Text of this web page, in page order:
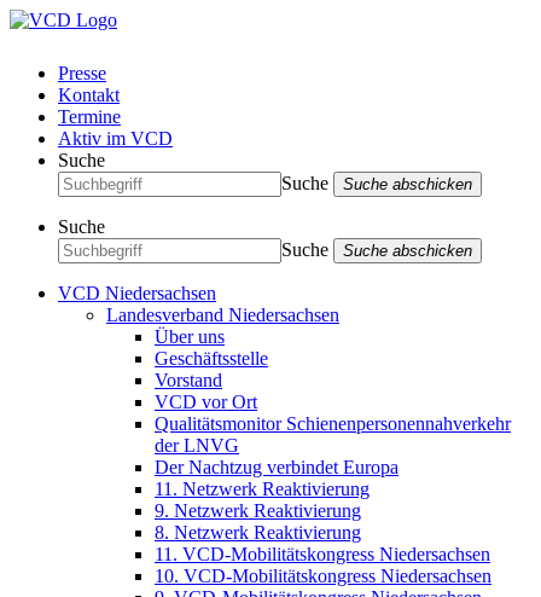
Presse
Kontakt
Termine
Aktiv im VCD
Suche
Suche
Suche abschicken
Suche
Suche
Suche abschicken
VCD Niedersachsen
Landesverband Niedersachsen
Über uns
Geschäftsstelle
Vorstand
VCD vor Ort
Qualitätsmonitor Schienenpersonennahverkehr
der LNVG
Der Nachtzug verbindet Europa
11. Netzwerk Reaktivierung
9. Netzwerk Reaktivierung
8. Netzwerk Reaktivierung
11. VCD-Mobilitätskongress Niedersachsen
10. VCD-Mobilitätskongress Niedersachsen